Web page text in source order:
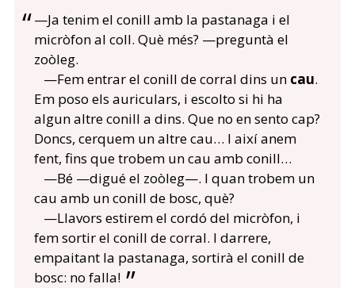
—Ja tenim el conill amb la pastanaga i el
micròfon al coll. Què més? —preguntà el
zoòleg.
—Fem entrar el conill de corral dins un cau.
Em poso els auriculars, i escolto si hi ha
algun altre conill a dins. Que no en sento cap?
Doncs, cerquem un altre cau… I així anem
fent, fins que trobem un cau amb conill…
—Bé —digué el zoòleg—. I quan trobem un
cau amb un conill de bosc, què?
—Llavors estirem el cordó del micròfon, i
fem sortir el conill de corral. I darrere,
empaitant la pastanaga, sortirà el conill de
bosc: no falla!